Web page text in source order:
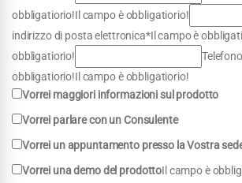
obbligatiorio!Il campo è obbligatiorio!
indirizzo di posta elettronica*Il campo è
obbligatiorio!
obbligatiorio!Il campo è obbligatiorio!
Vorrei maggiori informazioni sul prodotto
Vorrei parlare con un Consulente
Vorrei un appuntamento presso la Vostra
Vorrei una demo del prodottoIl campo è